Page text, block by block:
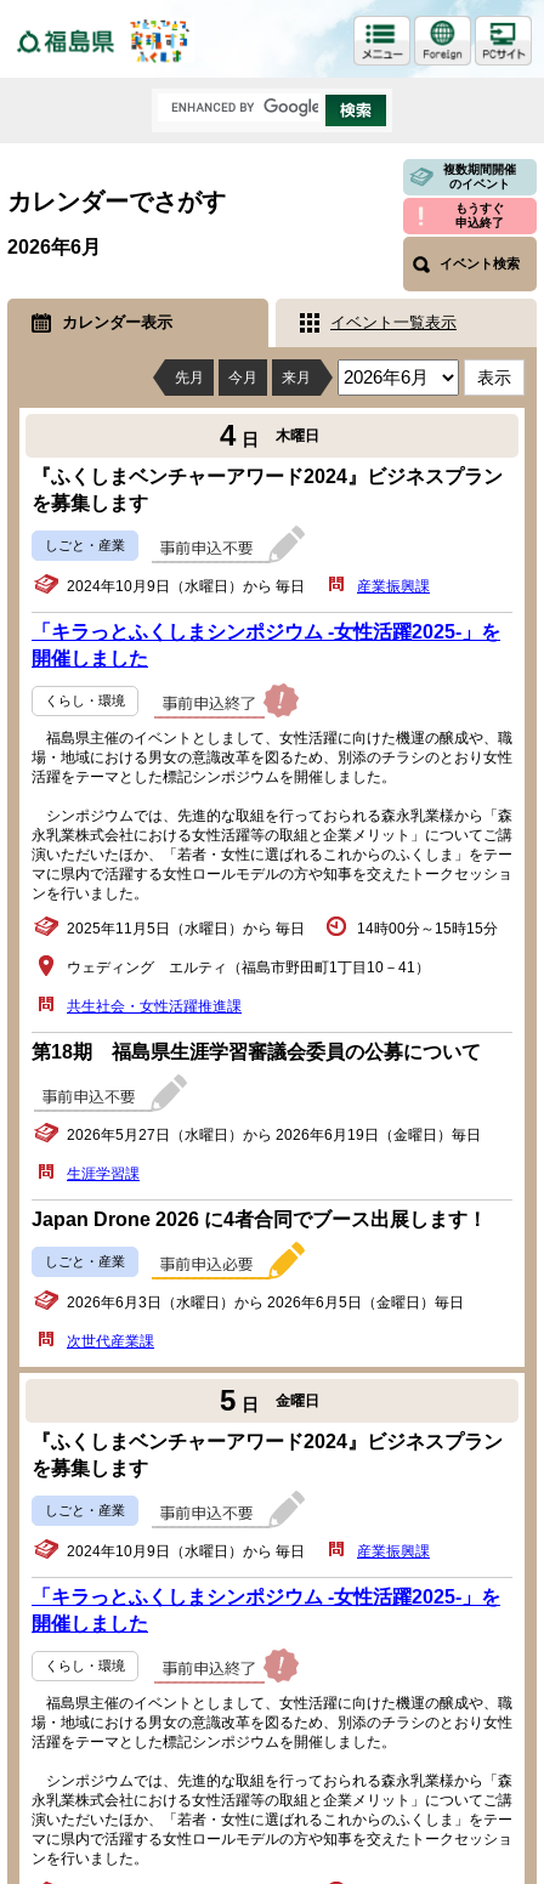
カレンダーでさがす
複数期間開催
のイベント
もうすぐ
申込終了
イベント検索
2026年6月
カレンダー表示 イベント一覧表示
先月 今月 来月
4 日 木曜日
『ふくしまベンチャーアワード2024』ビジネスプラン
を募集します
しごと・産業
2024年10月9日（水曜日）から 毎日 産業振興課
「キラっとふくしまシンポジウム -女性活躍2025-」を
開催しました
くらし・環境
福島県主催のイベントとしまして、女性活躍に向けた機運の醸成や、職
場・地域における男女の意識改革を図るため、別添のチラシのとおり女性
活躍をテーマとした標記シンポジウムを開催しました。
シンポジウムでは、先進的な取組を行っておられる森永乳業様から「森
永乳業株式会社における女性活躍等の取組と企業メリット」についてご講
演いただいたほか、「若者・女性に選ばれるこれからのふくしま」をテー
マに県内で活躍する女性ロールモデルの方や知事を交えたトークセッショ
ンを行いました。
2025年11月5日（水曜日）から 毎日 14時00分～15時15分
ウェディング エルティ（福島市野田町1丁目10－41）
共生社会・女性活躍推進課
第18期 福島県生涯学習審議会委員の公募について
2026年5月27日（水曜日）から 2026年6月19日（金曜日）毎日
生涯学習課
Japan Drone 2026 に4者合同でブース出展します！
しごと・産業
2026年6月3日（水曜日）から 2026年6月5日（金曜日）毎日
次世代産業課
5 日 金曜日
『ふくしまベンチャーアワード2024』ビジネスプラン
を募集します
しごと・産業
2024年10月9日（水曜日）から 毎日 産業振興課
「キラっとふくしまシンポジウム -女性活躍2025-」を
開催しました
くらし・環境
福島県主催のイベントとしまして、女性活躍に向けた機運の醸成や、職
場・地域における男女の意識改革を図るため、別添のチラシのとおり女性
活躍をテーマとした標記シンポジウムを開催しました。
シンポジウムでは、先進的な取組を行っておられる森永乳業様から「森
永乳業株式会社における女性活躍等の取組と企業メリット」についてご講
演いただいたほか、「若者・女性に選ばれるこれからのふくしま」をテー
マに県内で活躍する女性ロールモデルの方や知事を交えたトークセッショ
ンを行いました。